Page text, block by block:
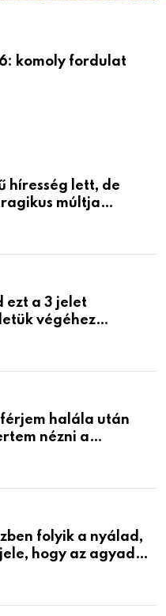
komoly fordulat
híresség lett, de
múltja
ezt a 3 jelet
végéhez
férjem halála után
nézni a
folyik a nyálad,
hogy az agyad…